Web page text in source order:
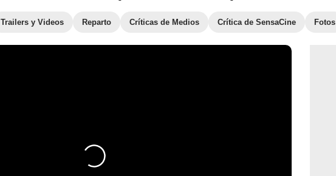
Trailers y Videos Reparto Críticas de Medios Crítica de SensaCine Fotos